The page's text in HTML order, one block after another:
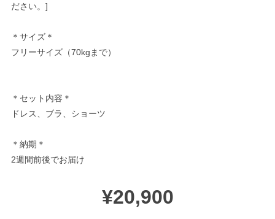
ださい。]
＊サイズ＊
フリーサイズ（70kgまで）
＊セット内容＊
ドレス、ブラ、ショーツ
＊納期＊
2週間前後でお届け
¥20,900